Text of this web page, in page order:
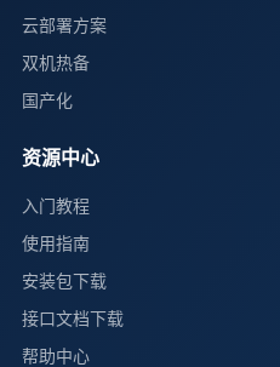
云部署方案
双机热备
国产化
资源中心
入门教程
使用指南
安装包下载
接口文档下载
帮助中心